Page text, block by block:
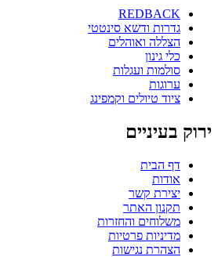
REDBACK
גדרות ודשא סינטטי
הצללה ואוהלים
כלי גינון
סולמות ועגלות
ערוגות
ציוד טיולים וקמפינג
ירוק בעיניים
דף הבית
אודות
יצירת קשר
תקנון האתר
משלוחים והחזרות
מדיניות פרטיות
הצהרת נגישות